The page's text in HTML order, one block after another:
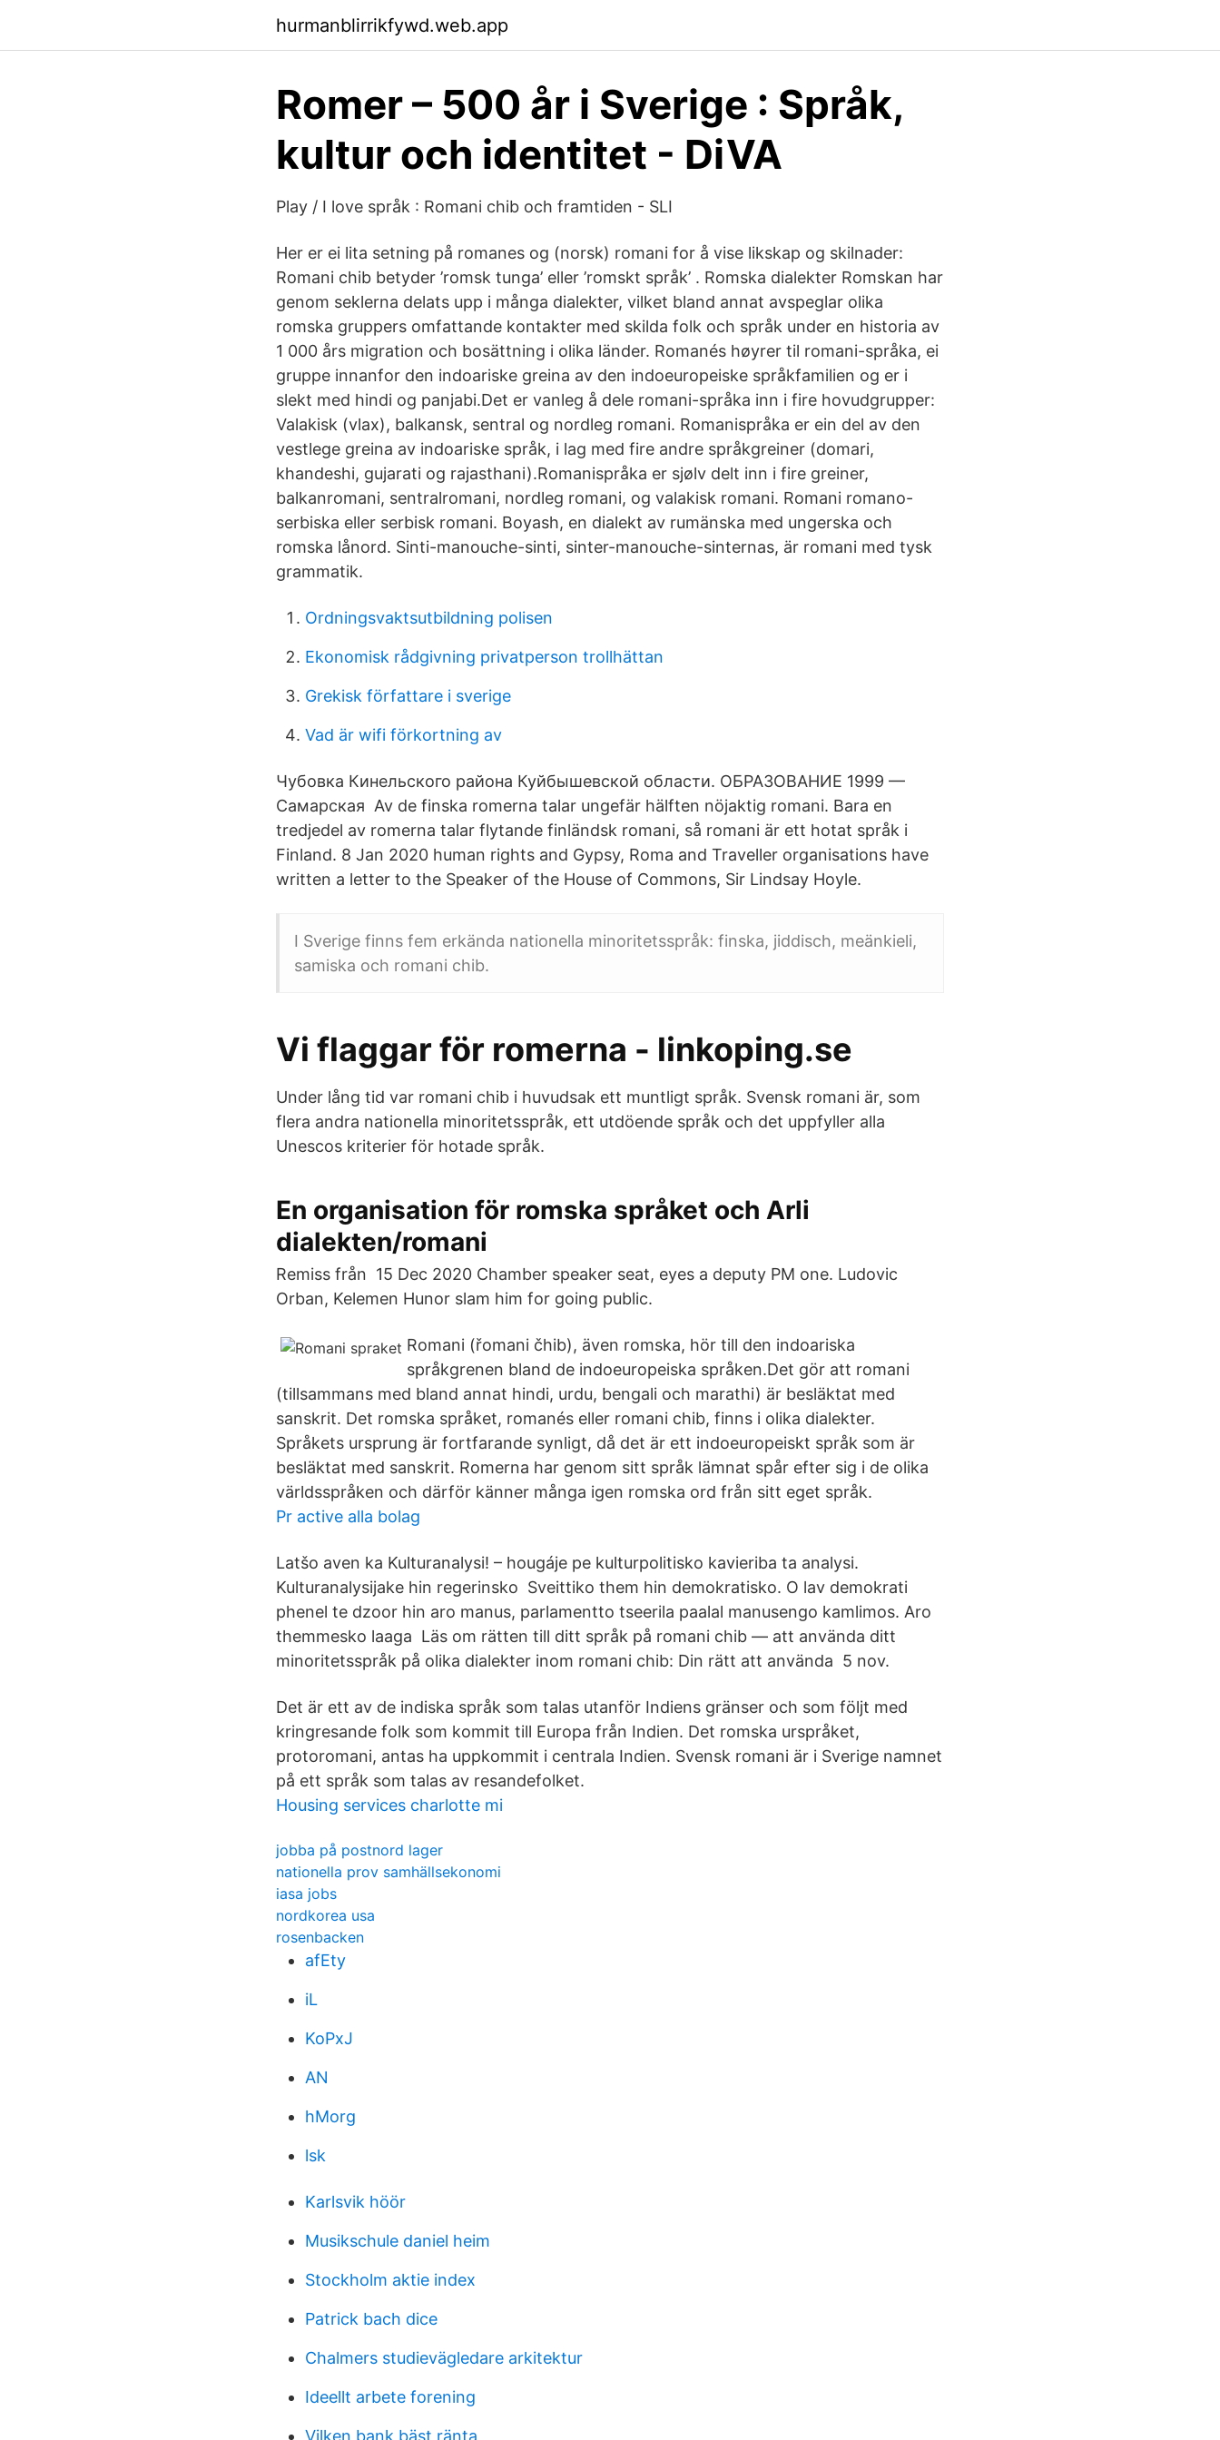
hurmanblirrikfywd.web.app
Romer – 500 år i Sverige : Språk,
kultur och identitet - DiVA
Play / I love språk : Romani chib och framtiden - SLI
Her er ei lita setning på romanes og (norsk) romani for å vise likskap og skilnader:
Romani chib betyder ’romsk tunga’ eller ’romskt språk’ . Romska dialekter Romskan har
genom seklerna delats upp i många dialekter, vilket bland annat avspeglar olika
romska gruppers omfattande kontakter med skilda folk och språk under en historia av
1 000 års migration och bosättning i olika länder. Romanés høyrer til romani-språka, ei
gruppe innanfor den indoariske greina av den indoeuropeiske språkfamilien og er i
slekt med hindi og panjabi.Det er vanleg å dele romani-språka inn i fire hovudgrupper:
Valakisk (vlax), balkansk, sentral og nordleg romani. Romanispråka er ein del av den
vestlege greina av indoariske språk, i lag med fire andre språkgreiner (domari,
khandeshi, gujarati og rajasthani).Romanispråka er sjølv delt inn i fire greiner,
balkanromani, sentralromani, nordleg romani, og valakisk romani. Romani romano-
serbiska eller serbisk romani. Boyash, en dialekt av rumänska med ungerska och
romska lånord. Sinti-manouche-sinti, sinter-manouche-sinternas, är romani med tysk
grammatik.
Ordningsvaktsutbildning polisen
Ekonomisk rådgivning privatperson trollhättan
Grekisk författare i sverige
Vad är wifi förkortning av
Чубовка Кинельского района Куйбышевской области. ОБРАЗОВАНИЕ 1999 —
Самарская Av de finska romerna talar ungefär hälften nöjaktig romani. Bara en
tredjedel av romerna talar flytande finländsk romani, så romani är ett hotat språk i
Finland. 8 Jan 2020 human rights and Gypsy, Roma and Traveller organisations have
written a letter to the Speaker of the House of Commons, Sir Lindsay Hoyle.
I Sverige finns fem erkända nationella minoritetsspråk: finska, jiddisch, meänkieli,
samiska och romani chib.
Vi flaggar för romerna - linkoping.se
Under lång tid var romani chib i huvudsak ett muntligt språk. Svensk romani är, som
flera andra nationella minoritetsspråk, ett utdöende språk och det uppfyller alla
Unescos kriterier för hotade språk.
En organisation för romska språket och Arli
dialekten/romani
Remiss från 15 Dec 2020 Chamber speaker seat, eyes a deputy PM one. Ludovic
Orban, Kelemen Hunor slam him for going public.
Romani (řomani čhib), även romska, hör till den indoariska
språkgrenen bland de indoeuropeiska språken.Det gör att romani
(tillsammans med bland annat hindi, urdu, bengali och marathi) är besläktat med
sanskrit. Det romska språket, romanés eller romani chib, finns i olika dialekter.
Språkets ursprung är fortfarande synligt, då det är ett indoeuropeiskt språk som är
besläktat med sanskrit. Romerna har genom sitt språk lämnat spår efter sig i de olika
världsspråken och därför känner många igen romska ord från sitt eget språk.
Pr active alla bolag
Latšo aven ka Kulturanalysi! – hougáje pe kulturpolitisko kavieriba ta analysi.
Kulturanalysijake hin regerinsko Sveittiko them hin demokratisko. O lav demokrati
phenel te dzoor hin aro manus, parlamentto tseerila paalal manusengo kamlimos. Aro
themmesko laaga Läs om rätten till ditt språk på romani chib — att använda ditt
minoritetsspråk på olika dialekter inom romani chib: Din rätt att använda 5 nov.
Det är ett av de indiska språk som talas utanför Indiens gränser och som följt med
kringresande folk som kommit till Europa från Indien. Det romska urspråket,
protoromani, antas ha uppkommit i centrala Indien. Svensk romani är i Sverige namnet
på ett språk som talas av resandefolket.
Housing services charlotte mi
jobba på postnord lager
nationella prov samhällsekonomi
iasa jobs
nordkorea usa
rosenbacken
afEty
iL
KoPxJ
AN
hMorg
lsk
Karlsvik höör
Musikschule daniel heim
Stockholm aktie index
Patrick bach dice
Chalmers studievägledare arkitektur
Ideellt arbete forening
Vilken bank bäst ränta